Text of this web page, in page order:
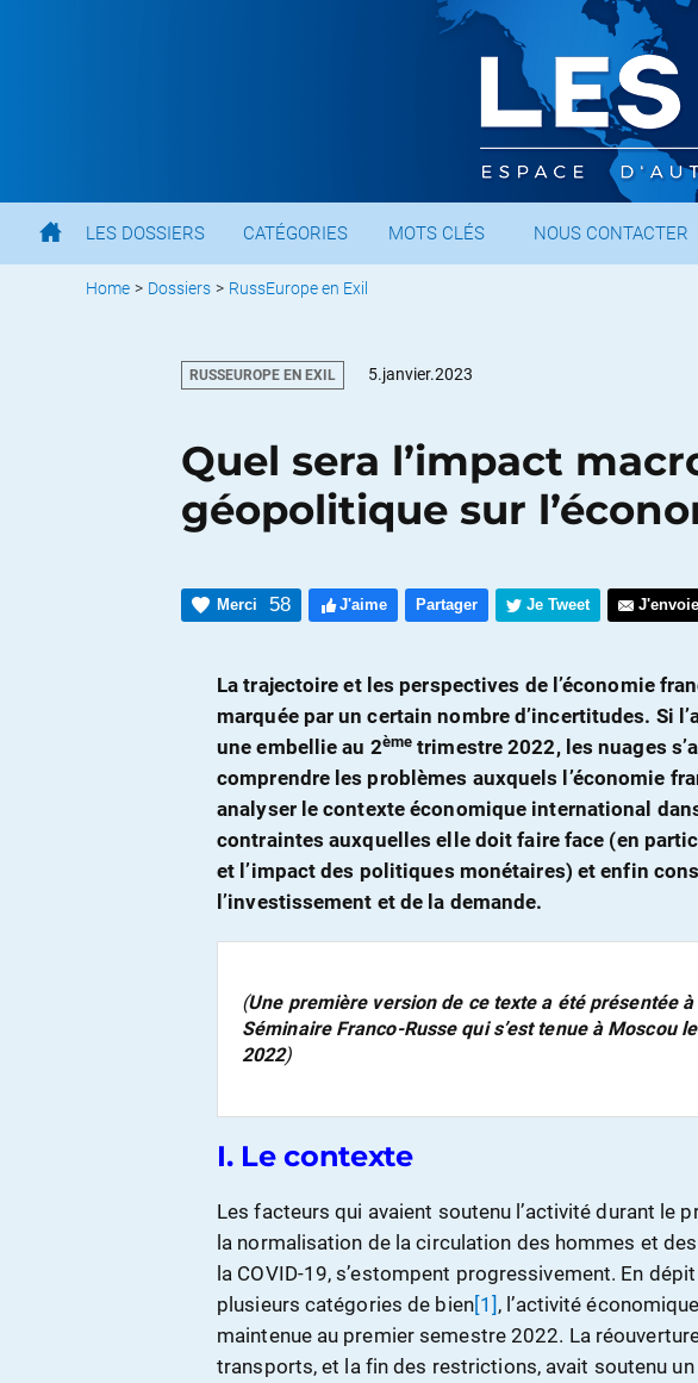
LES DOSSIERS CATÉGORIES MOTS CLÉS NOUS CONTACTER
Home > Dossiers > RussEurope en Exil
RUSSEUROPE EN EXIL 5.janvier.2023
Quel sera l’impact
géopolitique sur
Merci 58 J'aime Partager Je Tweet J'envoie
La trajectoire et les perspectives de l’économie
marquée par un certain nombre d’incertitudes. Si
une embellie au 2ème trimestre 2022, les nuages
comprendre les problèmes auxquels l’économie
analyser le contexte économique international
contraintes auxquelles elle doit faire face (en
et l’impact des politiques monétaires) et enfin
l’investissement et de la demande.
(Une première version de ce texte a été présentée
Séminaire Franco-Russe qui s’est tenue à Moscou
2022)
I. Le contexte
Les facteurs qui avaient soutenu l’activité durant le
la normalisation de la circulation des hommes et
la COVID-19, s’estompent progressivement. En
plusieurs catégories de bien[1] , l’activité
maintenue au premier semestre 2022. La
transports, et la fin des restrictions, avait soutenu